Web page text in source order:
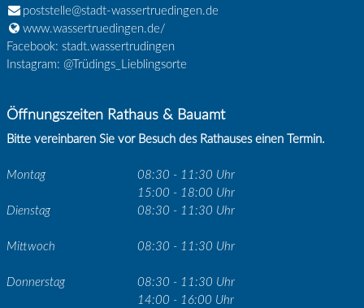
poststelle@stadt-wassertruedingen.de
www.wassertruedingen.de/
Facebook: stadt.wassertrudingen
Instagram: @Trüdings_Lieblingsorte
Öffnungszeiten Rathaus & Bauamt
Bitte vereinbaren Sie vor Besuch des Rathauses einen Termin.
Montag
08:30 - 11:30 Uhr
15:00 - 18:00 Uhr
Dienstag
08:30 - 11:30 Uhr
Mittwoch 08:30 - 11:30 Uhr
Donnerstag
08:30 - 11:30 Uhr
14:00 - 16:00 Uhr